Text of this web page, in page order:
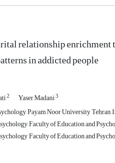
relationship
in addicted people
2 Yaser Madani3
Payam Noor University, Tehran,
Faculty of Education and
Faculty of Education and